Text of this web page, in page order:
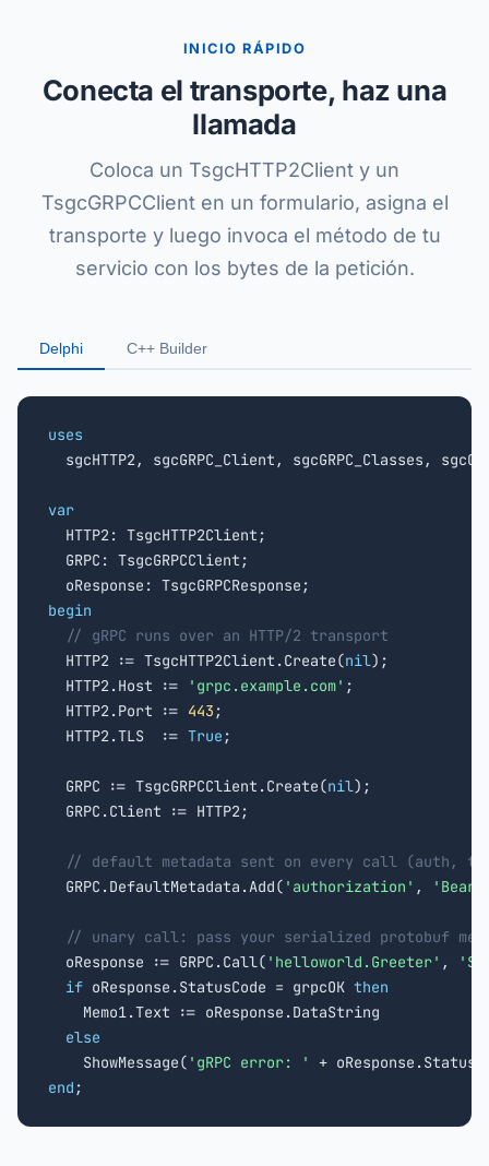
INICIO RÁPIDO
Conecta el transporte, haz una
llamada
Coloca un TsgcHTTP2Client y un
TsgcGRPCClient en un formulario, asigna el
transporte y luego invoca el método de tu
servicio con los bytes de la petición.
Delphi C++ Builder
uses
sgcHTTP2, sgcGRPC_Client, sgcGRPC_Classes,
var
HTTP2: TsgcHTTP2Client;
  GRPC: TsgcGRPCClient;
begin
// gRPC runs over an HTTP/2 transport
  HTTP2 := TsgcHTTP2Client.Create(
nil);
  HTTP2.Host :=
'grpc.example.com' ;
  HTTP2.Port :=
443 ;
  HTTP2.TLS  :=
True ;
  GRPC := TsgcGRPCClient.Create(
nil);
  GRPC.Client := HTTP2;
// default metadata sent on every call (auth,
  GRPC.DefaultMetadata.Add(
'authorization' ,
// unary call: pass your serialized protobuf
  oResponse := GRPC.Call(
'helloworld.Greeter' ,
if oResponse.StatusCode = grpcOK then
    Memo1.Text := oResponse.DataString
else
    ShowMessage(
'gRPC error: '
end ;